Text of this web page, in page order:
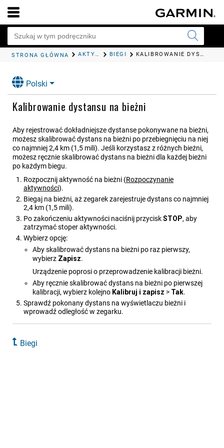
STRONA GŁÓWNA AKTYWNOŚCI I APLIKACJE BIEGI KALIBROWANIE DYSTANSU NA BIEŻNI
Polski
Kalibrowanie dystansu na bieżni
Aby rejestrować dokładniejsze dystanse pokonywane na bieżni,
możesz skalibrować dystans na bieżni po przebiegnięciu na niej
co najmniej 2,4 km (1,5 mili). Jeśli korzystasz z różnych bieżni,
możesz ręcznie skalibrować dystans na bieżni dla każdej bieżni
po każdym biegu.
Rozpocznij aktywność na bieżni (Rozpoczynanie
aktywności).
Biegaj na bieżni, aż zegarek zarejestruje dystans co najmniej
2,4 km (1,5 mili).
Po zakończeniu aktywności naciśnij przyciskSTOP, aby
zatrzymać stoper aktywności.
Wybierz opcję:
Aby skalibrować dystans na bieżni po raz pierwszy,
wybierz Zapisz.
Urządzenie poprosi o przeprowadzenie kalibracji bieżni.
Aby ręcznie skalibrować dystans na bieżni po pierwszej
kalibracji, wybierz kolejno Kalibruj i zapisz > Tak.
Sprawdź pokonany dystans na wyświetlaczu bieżni i
wprowadź odległość w zegarku.
Biegi